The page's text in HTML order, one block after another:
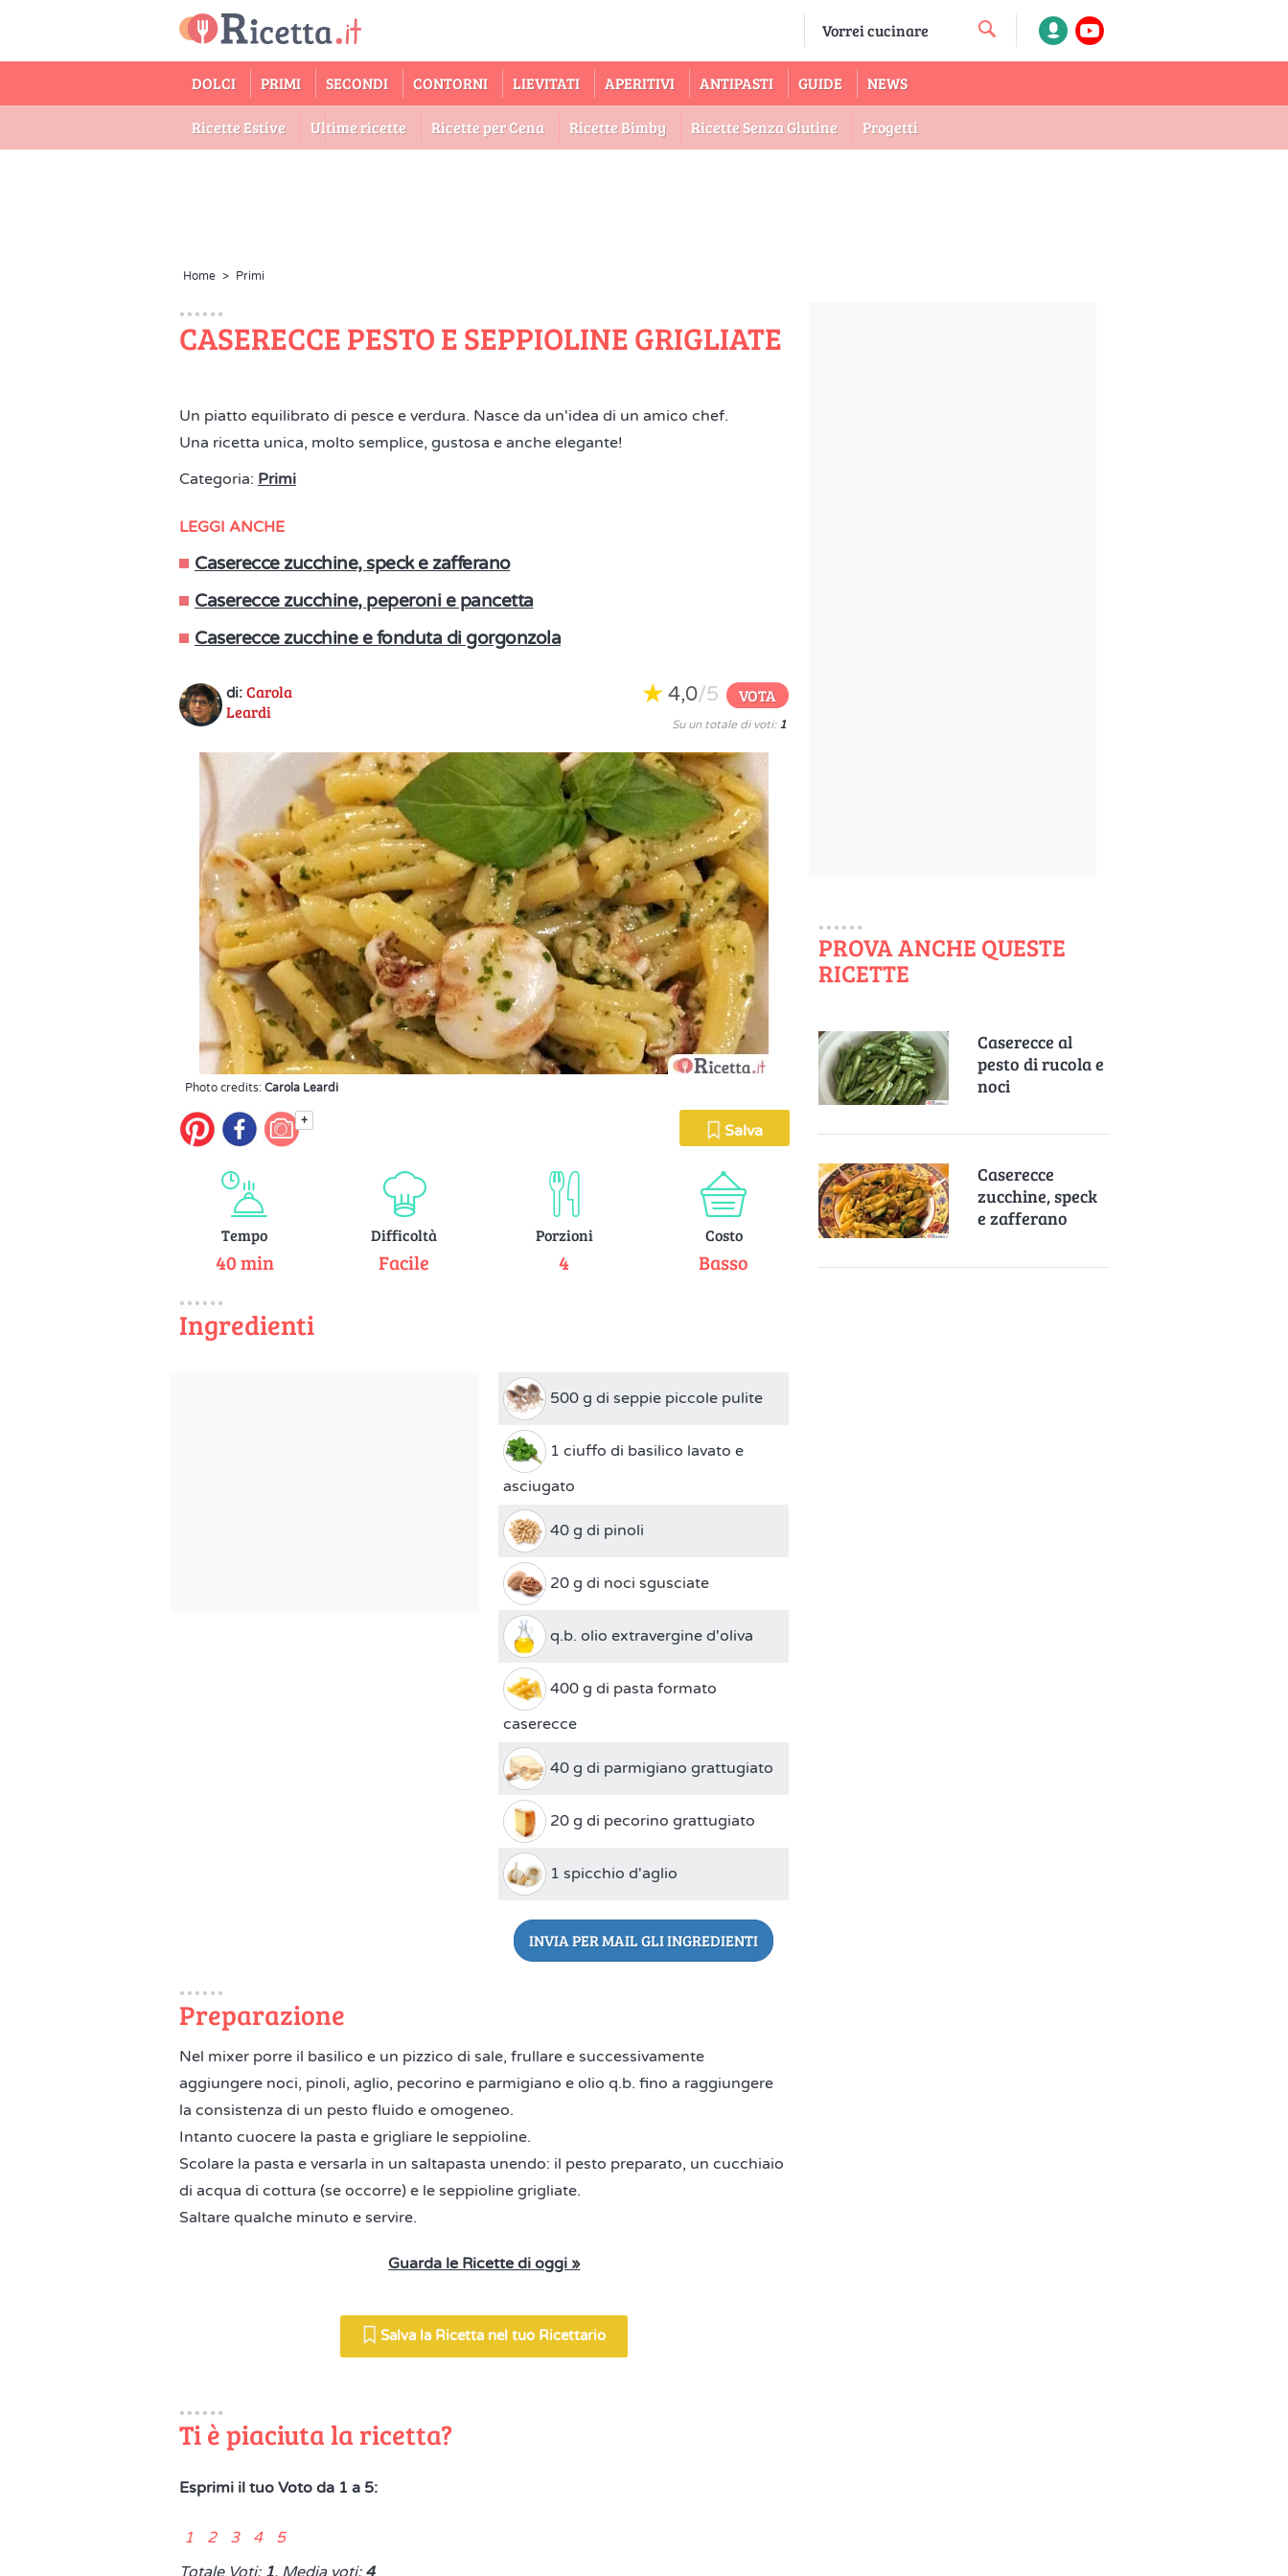
DOLCI PRIMI SECONDI CONTORNI LIEVITATI APERITIVI ANTIPASTI GUIDE NEWS
Ricette Estive Ultime ricette Ricette per Cena Ricette Bimby Ricette Senza Glutine Progetti
Home > Primi
CASERECCE PESTO E SEPPIOLINE GRIGLIATE
Un piatto equilibrato di pesce e verdura. Nasce da un'idea di un amico chef.
Una ricetta unica, molto semplice, gustosa e anche elegante!
Categoria: Primi
LEGGI ANCHE
Caserecce zucchine, speck e zafferano
Caserecce zucchine, peperoni e pancetta
Caserecce zucchine e fonduta di gorgonzola
di: Carola
Leardi
4,0/5 VOTA
Su un totale di voti: 1
Photo credits: Carola Leardi
+
Salva
Tempo
40 min
Difficoltà
Facile
Porzioni
4
Costo
Basso
Ingredienti
500 g di seppie piccole pulite
1 ciuffo di basilico lavato e
asciugato
40 g di pinoli
20 g di noci sgusciate
q.b. olio extravergine d'oliva
400 g di pasta formato
caserecce
40 g di parmigiano grattugiato
20 g di pecorino grattugiato
1 spicchio d'aglio
INVIA PER MAIL GLI INGREDIENTI
Preparazione
Nel mixer porre il basilico e un pizzico di sale, frullare e successivamente
aggiungere noci, pinoli, aglio, pecorino e parmigiano e olio q.b. fino a raggiungere
la consistenza di un pesto fluido e omogeneo.
Intanto cuocere la pasta e grigliare le seppioline.
Scolare la pasta e versarla in un saltapasta unendo: il pesto preparato, un cucchiaio
di acqua di cottura (se occorre) e le seppioline grigliate.
Saltare qualche minuto e servire.
Guarda le Ricette di oggi »
Salva la Ricetta nel tuo Ricettario
Ti è piaciuta la ricetta?
Esprimi il tuo Voto da 1 a 5:
1 2 3 4 5
Totale Voti: 1, Media voti: 4
PROVA ANCHE QUESTE
RICETTE
Caserecce al
pesto di rucola e
noci
Caserecce
zucchine, speck
e zafferano